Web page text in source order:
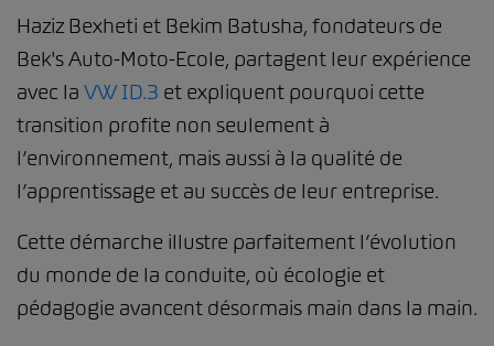
Haziz Bexheti et Bekim Batusha, fondateurs de
Bek's Auto-Moto-Ecole, partagent leur expérience
avec la VW ID.3 et expliquent pourquoi cette
transition profite non seulement à
l’environnement, mais aussi à la qualité de
l’apprentissage et au succès de leur entreprise.
Cette démarche illustre parfaitement l’évolution
du monde de la conduite, où écologie et
pédagogie avancent désormais main dans la main.